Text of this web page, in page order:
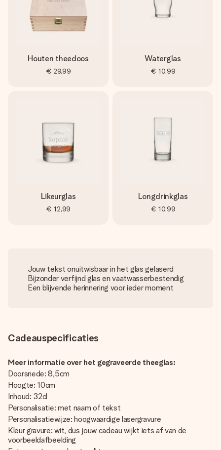
Houten theedoos
€ 29,99
Waterglas
€ 10,99
Likeurglas
€ 12,99
Longdrinkglas
€ 10,99
Jouw tekst onuitwisbaar in het glas gelaserd
Bijzonder verfijnd glas en vaatwasserbestendig
Een blijvende herinnering voor ieder moment
Cadeauspecificaties
Meer informatie over het gegraveerde theeglas:
Doorsnede: 8,5cm
Hoogte: 10cm
Inhoud: 32cl
Personalisatie: met naam of tekst
Personalisatiewijze: hoogwaardige lasergravure
Kleur gravure: wit, dus jouw cadeau wijkt iets af van de
voorbeeldafbeelding